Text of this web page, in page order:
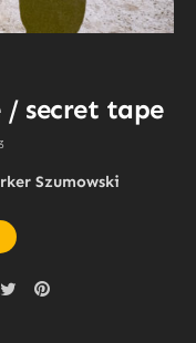
/ secret tape
Szumowski